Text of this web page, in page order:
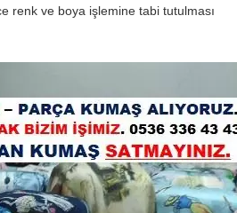
renk ve boya işlemine tabi tutulması